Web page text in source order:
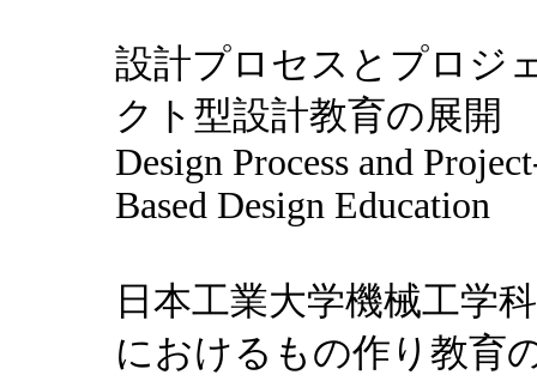
設計プロセスとプロジ
クト型設計教育の展開
Design Process and
Based Design Education
日本工業大学機械工学科
におけるもの作り教育